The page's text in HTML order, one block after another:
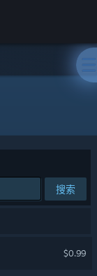
搜索
$0.99